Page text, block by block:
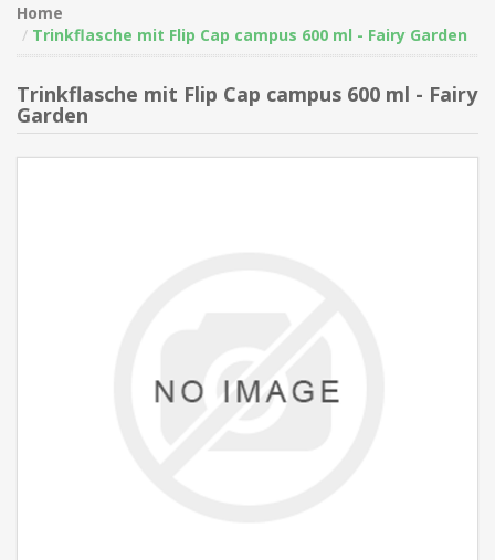
Home
Trinkflasche mit Flip Cap campus 600 ml - Fairy Garden
Trinkflasche mit Flip Cap campus 600 ml - Fairy
Garden